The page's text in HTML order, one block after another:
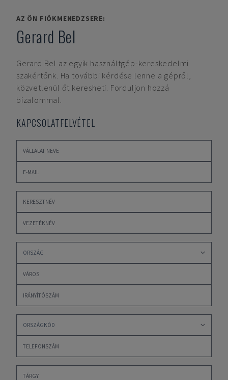
AZ ÖN FIÓKMENEDZSERE:
Gerard Bel
Gerard Bel az egyik használtgép-kereskedelmi
szakértőnk. Ha további kérdése lenne a gépről,
közvetlenül őt keresheti. Forduljon hozzá
bizalommal.
KAPCSOLATFELVÉTEL